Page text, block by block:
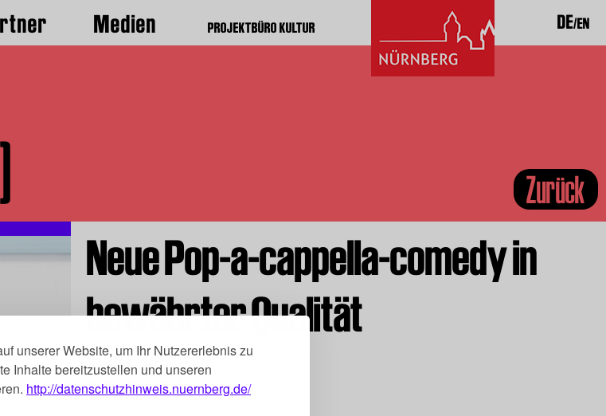
unserer Website, um Ihr Nutzererlebnis zu
Inhalte bereitzustellen und unseren
http://datenschutzhinweis.nuernberg.de/
PROJEKTBÜRO KULTUR
Medien DE EN
Zurück
Neue Pop-a-cappella-comedy in
bewährter Qualität
31. Jul 2015,19:15
Sebalder Platz